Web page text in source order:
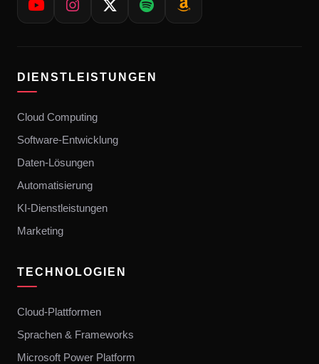
DIENSTLEISTUNGEN
Cloud Computing
Software-Entwicklung
Daten-Lösungen
Automatisierung
KI-Dienstleistungen
Marketing
TECHNOLOGIEN
Cloud-Plattformen
Sprachen & Frameworks
Microsoft Power Platform